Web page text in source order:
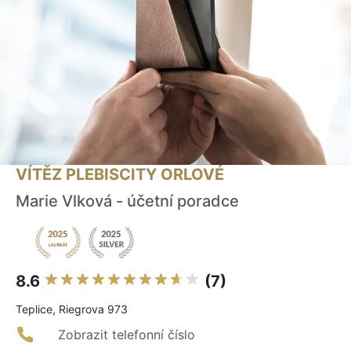
VÍTĚZ PLEBISCITY ORLOVÉ
Marie Vlková - účetní poradce
8.6 (7)
Teplice, Riegrova 973
Zobrazit telefonní číslo